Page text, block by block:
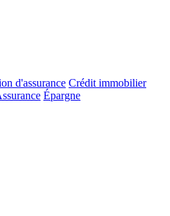
d'assurance Crédit immobilier
Épargne